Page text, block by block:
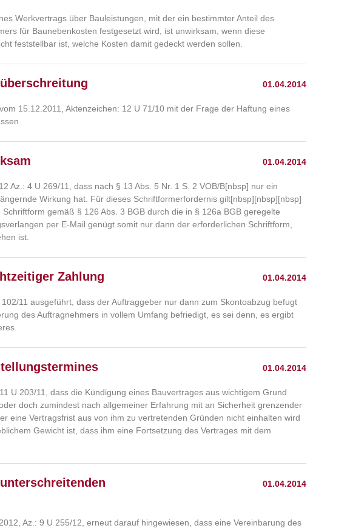
Werkvertrags über Bauleistungen, mit der ein bestimmter Anteil des
für Baunebenkosten festgesetzt wird, ist unwirksam, wenn diese
feststellbar ist, welche Kosten damit gedeckt werden sollen.
01.04.2014
15.12.2011, Aktenzeichen: 12 U 71/10 mit der Frage der Haftung eines
01.04.2014
Az.: 4 U 269/11, dass nach § 13 Abs. 5 Nr. 1 S. 2 VOB/B[nbsp] nur ein
Wirkung hat. Für dieses Schriftformerfordernis gilt[nbsp][nbsp][nbsp]
gemäß § 126 Abs. 3 BGB durch die in § 126a BGB geregelte
per E-Mail genügt somit nur dann der erforderlichen Schriftform,
ist.
01.04.2014
Zahlung
11 ausgeführt, dass der Auftraggeber nur dann zum Skontoabzug befugt
des Auftragnehmers in vollem Umfang befriedigt, es sei denn, es ergibt
01.04.2014
U 203/11, dass die Kündigung eines Bauvertrages aus wichtigem Grund
doch zumindest nach allgemeiner Erfahrung mit an Sicherheit grenzender
eine Vertragsfrist aus von ihm zu vertretenden Gründen nicht einhalten wird
Gewicht ist, dass ihm eine Fortsetzung des Vertrages mit dem
01.04.2014
Az.: 9 U 255/12, erneut darauf hingewiesen, dass eine Vereinbarung des